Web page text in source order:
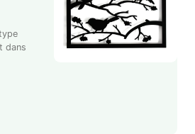
dans